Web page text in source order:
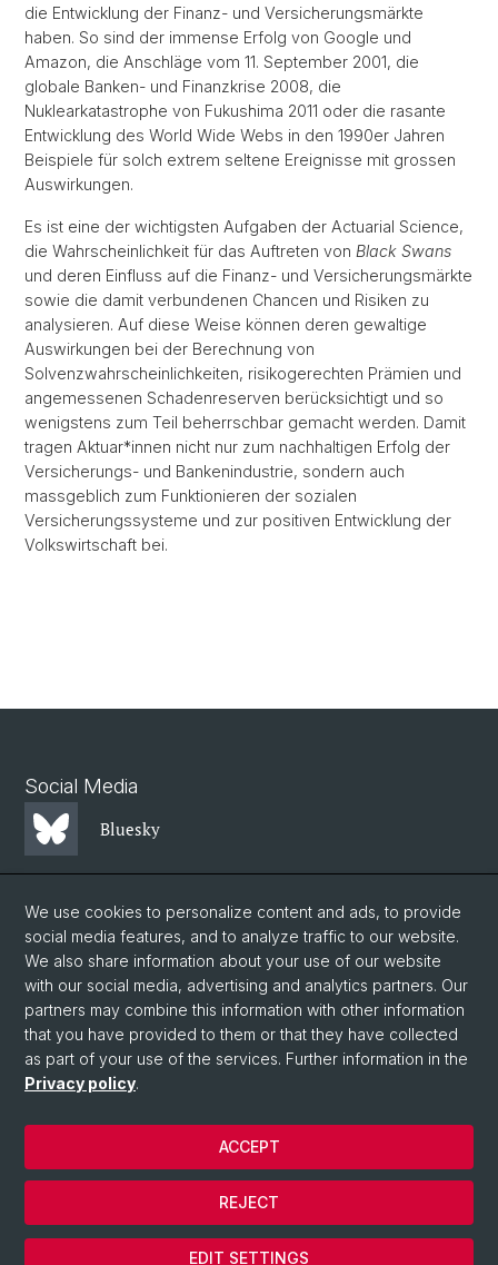
die Entwicklung der Finanz- und Versicherungsmärkte
haben. So sind der immense Erfolg von Google und
Amazon, die Anschläge vom 11. September 2001, die
globale Banken- und Finanzkrise 2008, die
Nuklearkatastrophe von Fukushima 2011 oder die rasante
Entwicklung des World Wide Webs in den 1990er Jahren
Beispiele für solch extrem seltene Ereignisse mit grossen
Auswirkungen.
Es ist eine der wichtigsten Aufgaben der Actuarial Science,
die Wahrscheinlichkeit für das Auftreten von Black Swans
und deren Einfluss auf die Finanz- und Versicherungsmärkte
sowie die damit verbundenen Chancen und Risiken zu
analysieren. Auf diese Weise können deren gewaltige
Auswirkungen bei der Berechnung von
Solvenzwahrscheinlichkeiten, risikogerechten Prämien und
angemessenen Schadenreserven berücksichtigt und so
wenigstens zum Teil beherrschbar gemacht werden. Damit
tragen Aktuar*innen nicht nur zum nachhaltigen Erfolg der
Versicherungs- und Bankenindustrie, sondern auch
massgeblich zum Funktionieren der sozialen
Versicherungssysteme und zur positiven Entwicklung der
Volkswirtschaft bei.
Social Media
Bluesky
Mastodon
LinkedIn
Instagram
© University of Basel
We use cookies to personalize content and ads, to provide
social media features, and to analyze traffic to our website.
We also share information about your use of our website
with our social media, advertising and analytics partners. Our
partners may combine this information with other information
that you have provided to them or that they have collected
as part of your use of the services. Further information in the
Privacy policy.
EDIT SETTINGS
REJECT
ACCEPT